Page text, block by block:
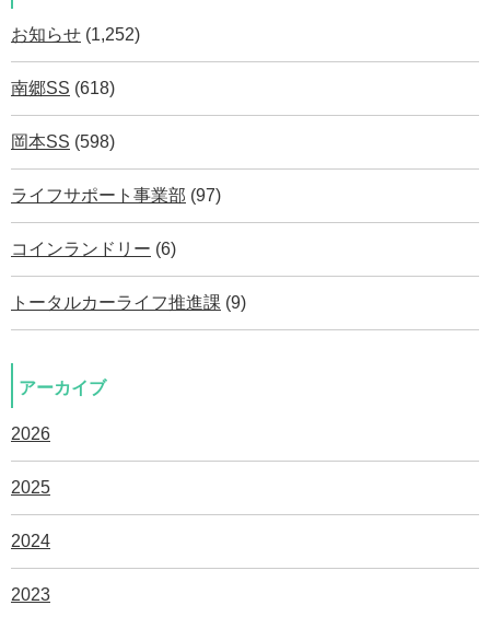
お知らせ (1,252)
南郷SS (618)
岡本SS (598)
ライフサポート事業部 (97)
コインランドリー (6)
トータルカーライフ推進課 (9)
アーカイブ
2026
2025
2024
2023